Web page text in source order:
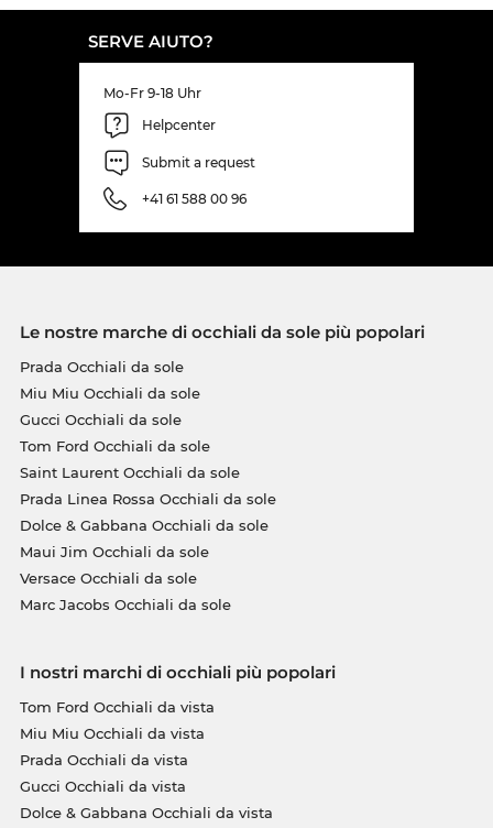
SERVE AIUTO?
Mo-Fr 9-18 Uhr
Helpcenter
Submit a request
+41 61 588 00 96
Le nostre marche di occhiali da sole più popolari
Prada Occhiali da sole
Miu Miu Occhiali da sole
Gucci Occhiali da sole
Tom Ford Occhiali da sole
Saint Laurent Occhiali da sole
Prada Linea Rossa Occhiali da sole
Dolce & Gabbana Occhiali da sole
Maui Jim Occhiali da sole
Versace Occhiali da sole
Marc Jacobs Occhiali da sole
I nostri marchi di occhiali più popolari
Tom Ford Occhiali da vista
Miu Miu Occhiali da vista
Prada Occhiali da vista
Gucci Occhiali da vista
Dolce & Gabbana Occhiali da vista